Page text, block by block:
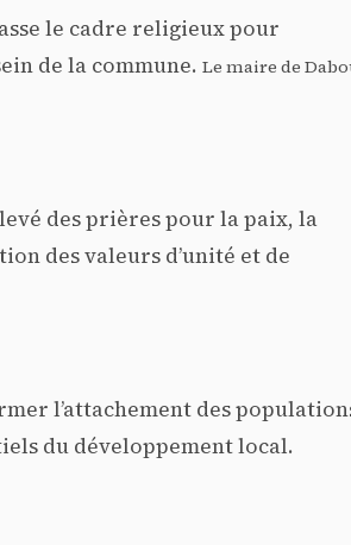
le cadre religieux pour
de la commune. Le maire de
des prières pour la paix, la
des valeurs d’unité et de
l’attachement des
du développement local.